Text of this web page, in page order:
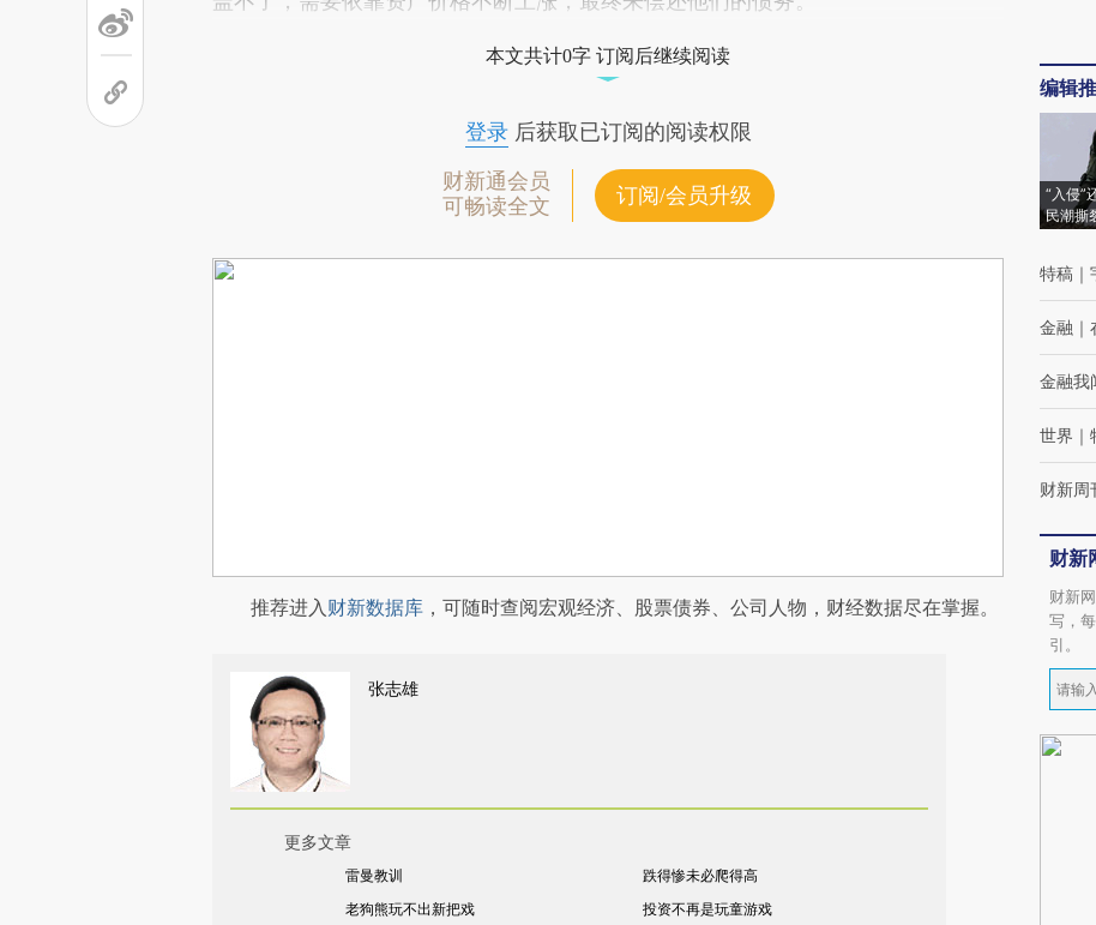
本文共计0字 订阅后继续阅读
登录后获取已订阅的阅读权限
财新通会员
可畅读全文
订阅/会员升级
推荐进入财新数据库 ，可随时查阅宏观经济、股票债券、公司人物，财经数据尽在掌握。
张志雄
更多文章
雷曼教训
跌得惨未必爬得高
老狗熊玩不出新把戏
投资不再是玩童游戏
编辑
“入侵”
民潮撕
特稿 ｜
金融 ｜
金融我
世界 ｜
财新周
财新
财新
写，
引。